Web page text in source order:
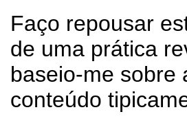
Faço repousar
de uma prática
baseio-me sobre
conteúdo